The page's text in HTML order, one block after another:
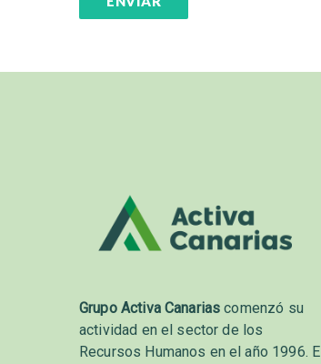
Grupo Activa Canarias comenzó su
actividad en el sector de los
Recursos Humanos en el año 1996. El